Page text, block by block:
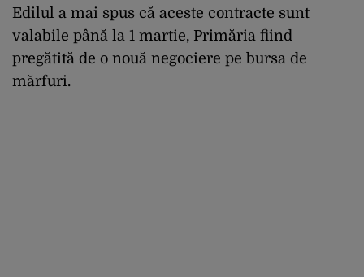
Edilul a mai spus că aceste contracte sunt
valabile până la 1 martie, Primăria fiind
pregătită de o nouă negociere pe bursa de
mărfuri.